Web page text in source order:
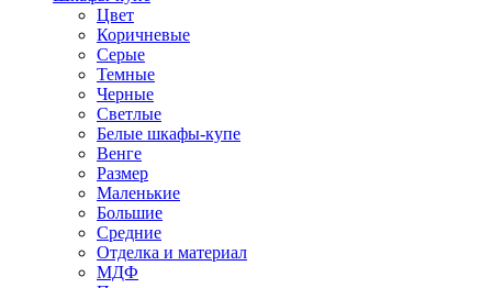
Цвет
Коричневые
Серые
Темные
Черные
Светлые
Белые шкафы-купе
Венге
Размер
Маленькие
Большие
Средние
Отделка и материал
МДФ